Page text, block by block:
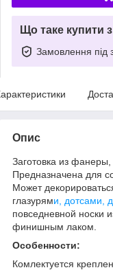
Що таке купити
Замовлення під
Опис
Заготовка из фанеры,
Предназначена для
Может
глазурями, дотсами,
повседневной носки
финишным лаком.
Особенности:
Комлектуется